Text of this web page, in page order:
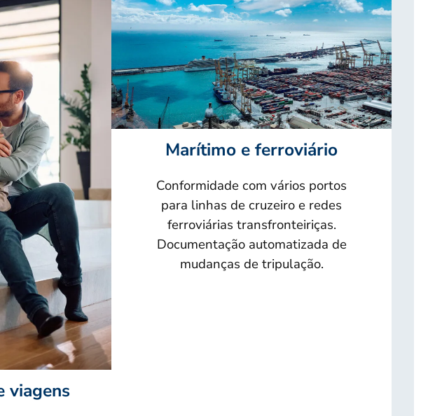
viagens
Marítimo e ferroviário
Conformidade com vários portos
para linhas de cruzeiro e redes
ferroviárias transfronteiriças.
Documentação automatizada de
mudanças de tripulação.